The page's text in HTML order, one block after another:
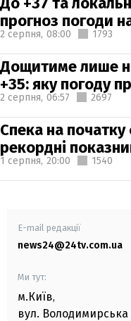
прогноз погоди
2 серпня, 08:00 1793
Дощитиме лише
+35: яку погоду
2 серпня, 06:57 2697
Спека на
рекордні
1 серпня, 20:00 1540
E-mail редакції
news24@24tv.com.ua
Ми тут:
м.Київ,
вул. Володимирська